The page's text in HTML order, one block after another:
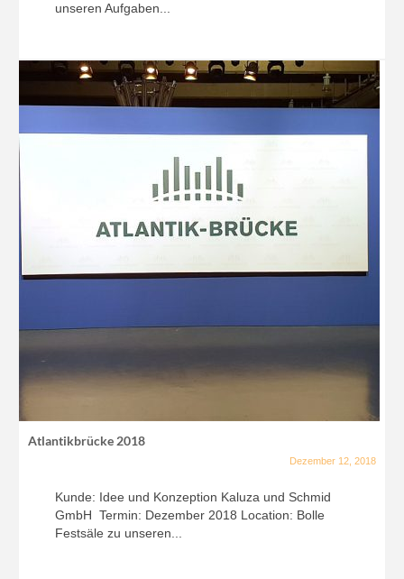
unseren Aufgaben...
Atlantikbrücke 2018
Dezember 12, 2018
Kunde: Idee und Konzeption Kaluza und Schmid
GmbH Termin: Dezember 2018 Location: Bolle
Festsäle zu unseren...